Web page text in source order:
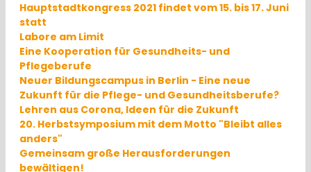
Hauptstadtkongress 2021 findet vom 15. bis 17. Juni
statt
Labore am Limit
Eine Kooperation für Gesundheits- und
Pflegeberufe
Neuer Bildungscampus in Berlin - Eine neue
Zukunft für die Pflege- und Gesundheitsberufe?
Lehren aus Corona, Ideen für die Zukunft
20. Herbstsymposium mit dem Motto "Bleibt alles
anders"
Gemeinsam große Herausforderungen
bewältigen!